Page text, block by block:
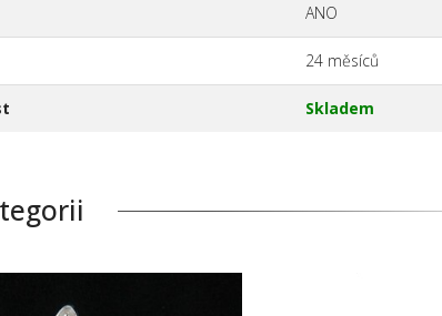
ANO
24 měsíců
Skladem